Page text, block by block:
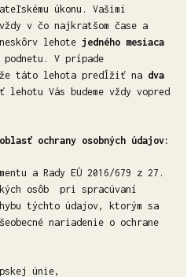
úkonu. Vašimi
v čo najkratšom čase a
lehote jedného mesiaca
podnetu. V prípade
táto lehota predĺžiť na dva
Vás budeme vždy vopred
ochrany osobných údajov:
a Rady EÚ 2016/679 z 27.
osôb pri spracúvaní
týchto údajov, ktorým sa
nariadenie o ochrane
únie,